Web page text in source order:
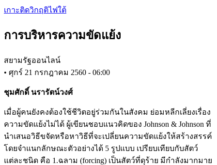
Skip
content
เกาะติดวิกฤติไฟใต้
การบริหารความขัดแย้ง
สยามรัฐออนไลน์
• ศุกร์ 21 กรกฎาคม 2560 - 06:00
ชุมศักดิ์ นรารัตน์วงศ์
เมื่อผู้คนยังคงต้องใช้ชีวิตอยู่ร่วมกันในสังคม ย่อมหลีกเลี่ยงเรื่อง
ความขัดแย้งไม่ได้ ผู้เขียนชอบแนวคิดของ Johnson & Johnson ที่
นำเสนอวิธีขจัดหรือหาวิธีที่จะเปลี่ยนความขัดแย้งให้สร้างสรรค์
โดยจำแนกลักษณะตัวอย่างได้ 5 รูปแบบ เปรียบเทียบกับสัตว์
แต่ละชนิด คือ 1.ฉลาม (forcing) เป็นสัตว์ที่ดุร้าย มีกำลังมากมาย